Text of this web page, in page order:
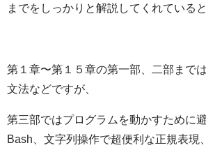
までをしっかりと解説してくれている
第１章〜第１５章の第一部、二部まで
文法などですが、
第三部ではプログラムを動かすために
Bash、文字列操作で超便利な正規表現